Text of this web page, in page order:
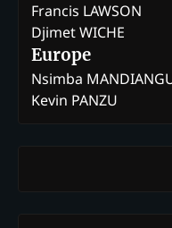
Francis LAWSON
Djimet WICHE
Europe
Nsimba
Kevin PANZU